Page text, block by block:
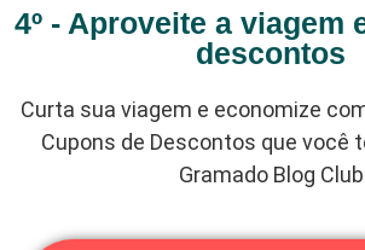
4º - Aproveite a viagem
descontos
Curta sua viagem e economize
Cupons de Descontos que você
Gramado Blog Club